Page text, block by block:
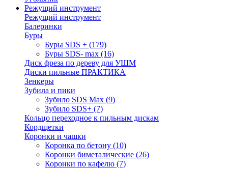
Режущий инструмент
Режущий инструмент
Балеринки
Буры
Буры SDS + (179)
Буры SDS- max (16)
Диск фреза по дереву для УШМ
Диски пильные ПРАКТИКА
Зенкеры
Зубила и пики
Зубило SDS Max (9)
Зубило SDS+ (7)
Кольцо переходное к пильным дискам
Кордщетки
Коронки и чашки
Коронка по бетону (10)
Коронки биметалические (26)
Коронки по кафелю (7)